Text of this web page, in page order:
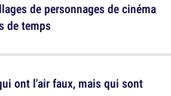
de personnages de cinéma
de temps
ont l'air faux, mais qui sont